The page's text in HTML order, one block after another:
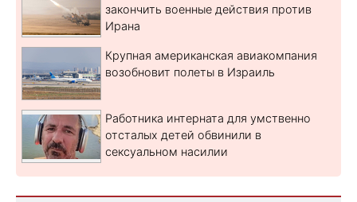
закончить военные действия против
Ирана
Крупная американская авиакомпания
возобновит полеты в Израиль
Работника интерната для умственно
отсталых детей обвинили в
сексуальном насилии